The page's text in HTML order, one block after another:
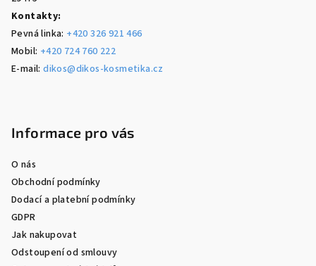
Kontakty:
Pevná linka: +420 326 921 466
Mobil: +420 724 760 222
E-mail:dikos@dikos-kosmetika.cz
Informace pro vás
O nás
Obchodní podmínky
Dodací a platební podmínky
GDPR
Jak nakupovat
Odstoupení od smlouvy